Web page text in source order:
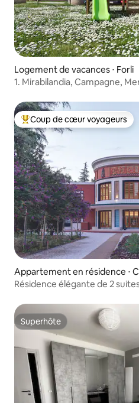
Logement de vacances ⋅ Forli
1. Mirabilandia, Campagne,
Coups de cœur voyageurs les
Coup de cœur voyageurs
Appartement en résidence ⋅
t Terra del Sole
Résidence élégante de 2
Superhôte
Superhôte